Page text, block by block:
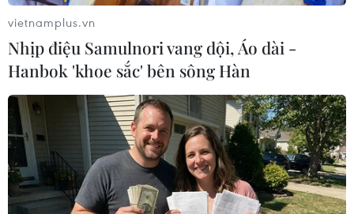
Bão Dolphin hướng vào miền Đông
Trung Quốc, cảnh báo mưa lớn trên
diện rộng
06/08/2026 08:36
Làn sóng tấn công mạng nhằm vào
các quỹ đầu cơ lớn của Mỹ
06/08/2026 06:47
vietnamplus.vn
Nhịp điệu Samulnori vang dội, Áo dài -
Hanbok 'khoe sắc' bên sông Hàn